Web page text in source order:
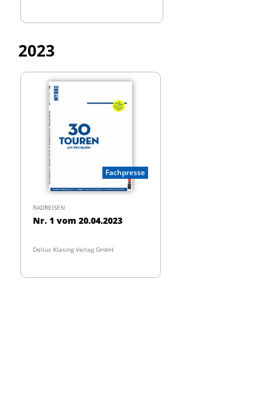
2023
Fachpresse
RADREISEN
Nr. 1 vom 20.04.2023
Delius Klasing Verlag GmbH